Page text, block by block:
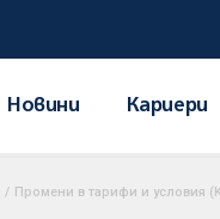
Новини Кариери
/ Промени в тарифи и условия